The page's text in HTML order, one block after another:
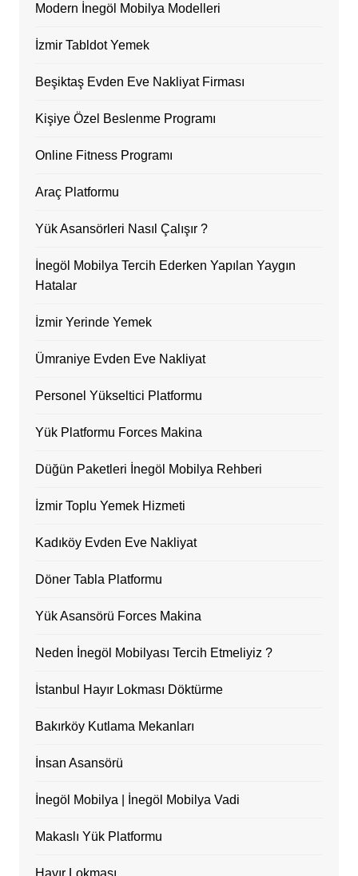
Modern İnegöl Mobilya Modelleri
İzmir Tabldot Yemek
Beşiktaş Evden Eve Nakliyat Firması
Kişiye Özel Beslenme Programı
Online Fitness Programı
Araç Platformu
Yük Asansörleri Nasıl Çalışır ?
İnegöl Mobilya Tercih Ederken Yapılan Yaygın
Hatalar
İzmir Yerinde Yemek
Ümraniye Evden Eve Nakliyat
Personel Yükseltici Platformu
Yük Platformu Forces Makina
Düğün Paketleri İnegöl Mobilya Rehberi
İzmir Toplu Yemek Hizmeti
Kadıköy Evden Eve Nakliyat
Döner Tabla Platformu
Yük Asansörü Forces Makina
Neden İnegöl Mobilyası Tercih Etmeliyiz ?
İstanbul Hayır Lokması Döktürme
Bakırköy Kutlama Mekanları
İnsan Asansörü
İnegöl Mobilya | İnegöl Mobilya Vadi
Makaslı Yük Platformu
Hayır Lokması